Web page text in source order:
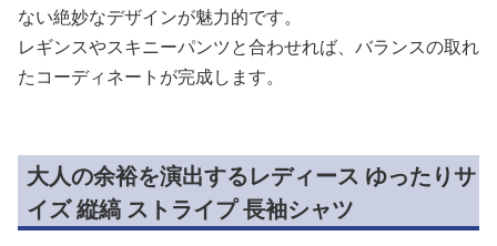
ない絶妙なデザインが魅力的です。
レギンスやスキニーパンツと合わせれば、バランスの取れ
たコーディネートが完成します。
大人の余裕を演出するレディース ゆったりサ
イズ 縦縞 ストライプ 長袖シャツ